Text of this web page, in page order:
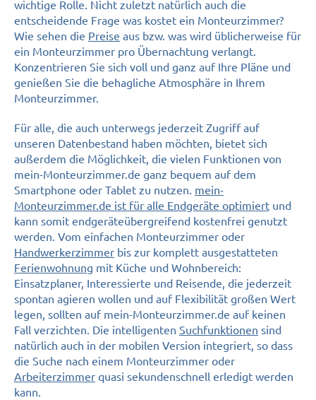
wichtige Rolle. Nicht zuletzt natürlich auch die
entscheidende Frage was kostet ein Monteurzimmer?
Wie sehen die Preise aus bzw. was wird üblicherweise für
ein Monteurzimmer pro Übernachtung verlangt.
Konzentrieren Sie sich voll und ganz auf Ihre Pläne und
genießen Sie die behagliche Atmosphäre in Ihrem
Monteurzimmer.
Für alle, die auch unterwegs jederzeit Zugriff auf
unseren Datenbestand haben möchten, bietet sich
außerdem die Möglichkeit, die vielen Funktionen von
mein-Monteurzimmer.de ganz bequem auf dem
Smartphone oder Tablet zu nutzen. mein-
Monteurzimmer.de ist für alle Endgeräte optimiert und
kann somit endgeräteübergreifend kostenfrei genutzt
werden. Vom einfachen Monteurzimmer oder
Handwerkerzimmer bis zur komplett ausgestatteten
Ferienwohnung mit Küche und Wohnbereich:
Einsatzplaner, Interessierte und Reisende, die jederzeit
spontan agieren wollen und auf Flexibilität großen Wert
legen, sollten auf mein-Monteurzimmer.de auf keinen
Fall verzichten. Die intelligenten Suchfunktionen sind
natürlich auch in der mobilen Version integriert, so dass
die Suche nach einem Monteurzimmer oder
Arbeiterzimmer quasi sekundenschnell erledigt werden
kann.